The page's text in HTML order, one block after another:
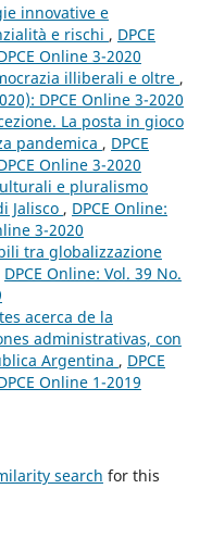
innovative e
e rischi , DPCE
Online 3-2020
illiberali e oltre ,
DPCE Online 3-2020
La posta in gioco
pandemica , DPCE
Online 3-2020
e pluralismo
Jalisco , DPCE Online:
3-2020
tra globalizzazione
DPCE Online: Vol. 39 No.
acerca de la
administrativas, con
Argentina , DPCE
Online 1-2019
search for this